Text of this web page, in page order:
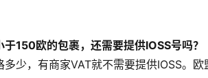
150欧的包裹，还需要提供IOSS号吗？
多少，有商家VAT就不需要提供IOSS。